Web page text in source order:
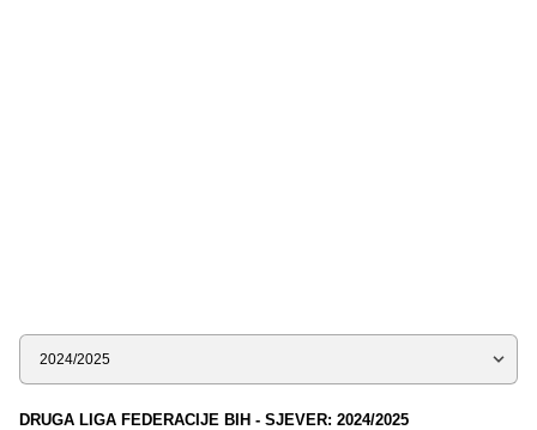
Sezona
DRUGA LIGA FEDERACIJE BIH - SJEVER: 2024/2025